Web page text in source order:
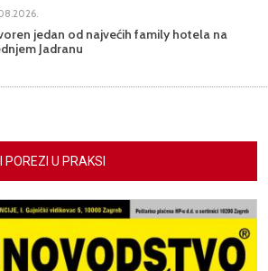
jedan od najvećih family hotela na
Jadranu
U PRAKSI